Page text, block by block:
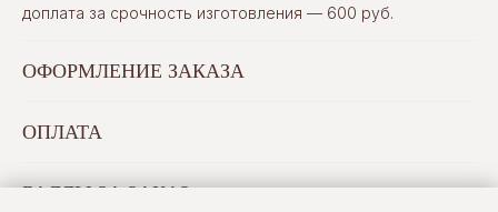
доплата за срочность изготовления — 600 руб.
ОФОРМЛЕНИЕ ЗАКАЗА
ОПЛАТА
БАЛЛЫ ЗА ЗАКАЗ